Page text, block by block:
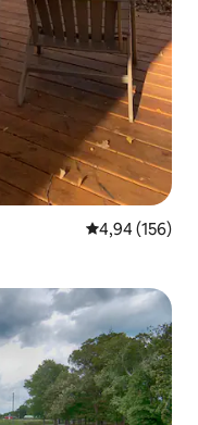
4,94 de uma
4,94 (156)